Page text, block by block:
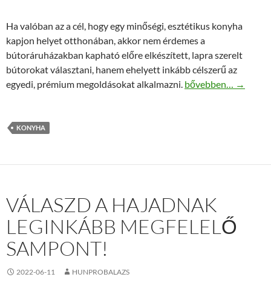
Ha valóban az a cél, hogy egy minőségi, esztétikus konyha
kapjon helyet otthonában, akkor nem érdemes a
bútoráruházakban kapható előre elkészített, lapra szerelt
bútorokat választani, hanem ehelyett inkább célszerű az
egyedi, prémium megoldásokat alkalmazni. Prémium konyha
bővebben… →
KONYHA
VÁLASZD A HAJADNAK
LEGINKÁBB MEGFELELŐ
SAMPONT!
2022-06-11 HUNPROBALAZS